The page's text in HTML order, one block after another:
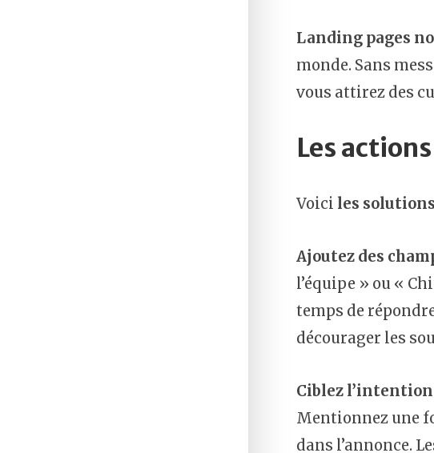
Landing pages
monde. Sans
vous attirez des
Les
Voici les
Ajoutez des
l’équipe » ou «
temps de
décourager les
Ciblez l’intention
Mentionnez une
dans l’annonce.